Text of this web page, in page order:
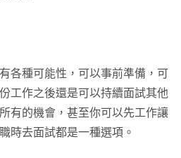
各種可能性，可以事前準備，可
工作之後還是可以持續面試其他
有的機會，甚至你可以先工作讓
時去面試都是一種選項。